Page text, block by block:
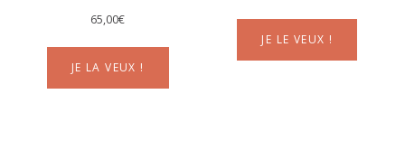
65,00€
JE LA VEUX !
JE LE VEUX !